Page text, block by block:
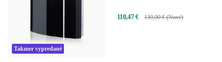
Takmer vypredané
110,47 € 139,00 € (Nové)